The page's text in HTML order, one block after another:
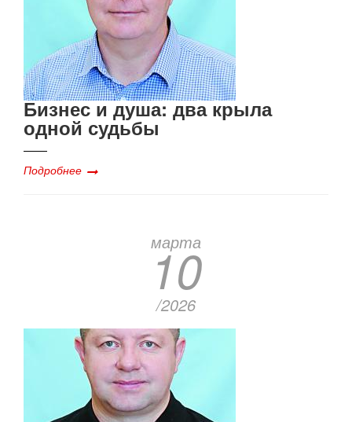
Бизнес и душа: два крыла
одной судьбы
Подробнее
марта
10
/2026